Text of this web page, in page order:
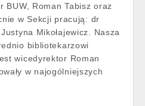
BUW, Roman Tabisz oraz
w Sekcji pracują: dr
Mikołajewicz. Nasza
bibliotekarzowi
wicedyrektor Roman
w najogólniejszych